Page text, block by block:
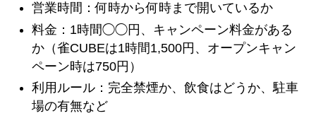
営業時間：何時から何時まで開いているか
料金：1時間◯◯円、キャンペーン料金がある
か（雀CUBEは1時間1,500円、オープンキャン
ペーン時は750円）
利用ルール：完全禁煙か、飲食はどうか、駐車
場の有無など